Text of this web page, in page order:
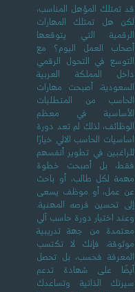
قد تمتلك المؤهل المناسب،
لكن هل تمتلك المهارات
الرقمية التي يتوقعها
أصحاب العمل اليوم؟ مع
التوسع في التحول الرقمي
داخل المملكة العربية
السعودية، أصبحت مهارات
الحاسب من المتطلبات
الأساسية في معظم
الوظائف، لذلك لم تعد دورة
اساسيات الحاسب الالي خيارًا
للراغبين في تطوير أنفسهم
فقط، بل أصبحت خطوة
مهمة لكل طالب، أو باحث
عن عمل، أو موظف يسعى
إلى تحسين فرصه المهنية.
وعند اختيار دورة حاسب آلي
معتمدة من جهة تدريبية
موثوقة، فإنك لا تكتسب
المعرفة فحسب، بل تحصل
أيضًا على شهادة تدعم
سيرتك الذاتية وتساعدك